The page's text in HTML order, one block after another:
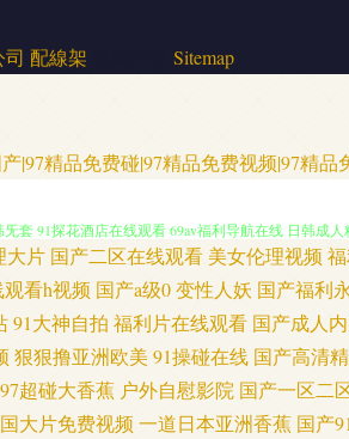
司 配線架 Sitemap
|97精品免费碰|97精品免费视频|97精品
福利网 俺去的综合网站 国产精品拍 亚洲强奸av a
学久久网 国产传媒第37页 丁香色图五月 A片小福
站 国产主播露脸自撸 东京热AV导航久久 福利社
少妇激情导航大全 日本TV 欧美特黄特色免费 内
大片 国产二区在线观看 美女伦理视频
看h视频 国产a级0变性人妖 国产福利
91大神自拍 福利片在线观看 国产成人
狠狠撸亚洲欧美 91操碰在线 国产高清
97超碰大香蕉 户外自慰影院 国产一区二
大片免费视频 一道日本亚洲香蕉 国产